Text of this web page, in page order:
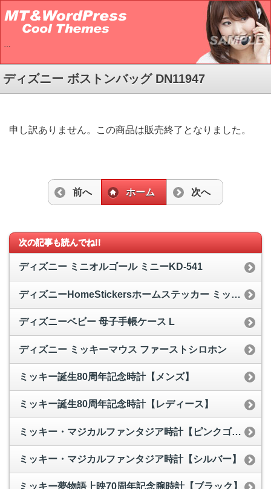
…
ディズニー ボストンバッグ DN11947
申し訳ありません。この商品は販売終了となりました。
前へ ホーム 次へ
次の記事も読んでね!!
ディズニー ミニオルゴール ミニーKD-541
ディズニーHomeStickersホームステッカー ミッキー05
ディズニーベビー 母子手帳ケース L
ディズニー ミッキーマウス ファーストシロホン
ミッキー誕生80周年記念時計【メンズ】
ミッキー誕生80周年記念時計【レディース】
ミッキー・マジカルファンタジア時計【ピンクゴールド】
ミッキー・マジカルファンタジア時計【シルバー】
ミッキー夢物語上映70周年記念腕時計【ブラック】